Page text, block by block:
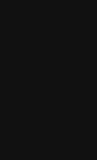
website)
pages of the